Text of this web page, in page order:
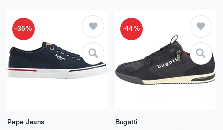
-35%
Pepe Jeans
-44%
Bugatti